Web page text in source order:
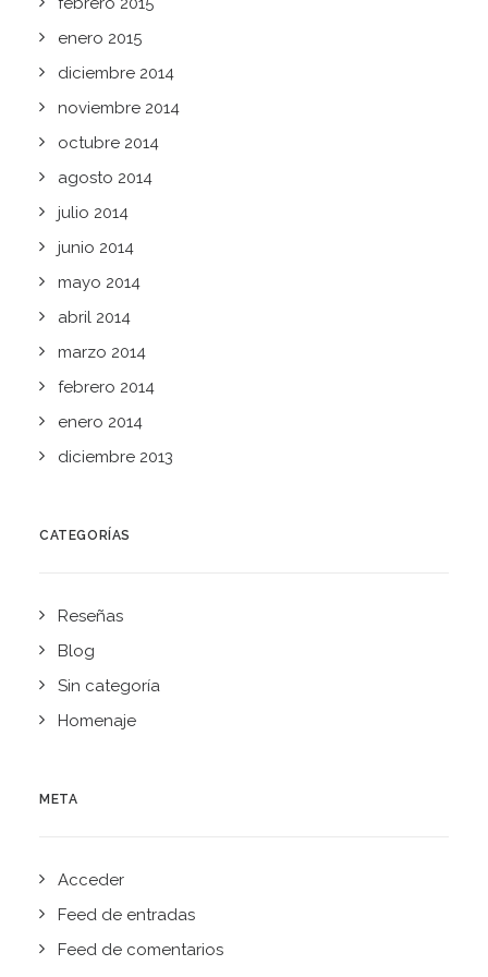
enero 2015
diciembre 2014
noviembre 2014
octubre 2014
agosto 2014
julio 2014
junio 2014
mayo 2014
abril 2014
marzo 2014
febrero 2014
enero 2014
diciembre 2013
CATEGORÍAS
Reseñas
Blog
Sin categoría
Homenaje
META
Acceder
Feed de entradas
Feed de comentarios